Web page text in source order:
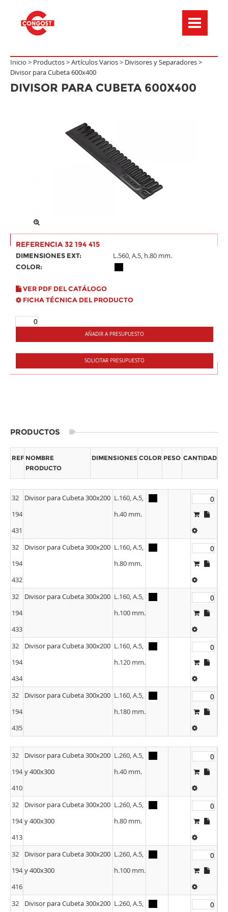
Inicio > Productos>Artículos Varios> Divisores y Separadores>
Divisor para Cubeta 600x400
DIVISOR PARA CUBETA 600X400
REFERENCIA 32 194 415
DIMENSIONES EXT: L.560, A.5, h.80 mm.
COLOR:
VER PDF DEL CATÁLOGO
FICHA TÉCNICA DEL PRODUCTO
AÑADIR A PRESUPUESTO
SOLICITAR PRESUPUESTO
PRODUCTOS
REF NOMBRE
PRODUCTO
DIMENSIONES COLOR PESO CANTIDAD
32
194
431
Divisor para Cubeta 300x200 L.160, A.5,
h.40 mm.
32
194
432
Divisor para Cubeta 300x200 L.160, A.5,
h.80 mm.
32
194
433
Divisor para Cubeta 300x200 L.160, A.5,
h.100 mm.
32
194
434
Divisor para Cubeta 300x200 L.160, A.5,
h.120 mm.
32
194
435
Divisor para Cubeta 300x200 L.160, A.5,
h.180 mm.
32
194
410
Divisor para Cubeta 300x200
y 400x300
L.260, A.5,
h.40 mm.
32
194
413
Divisor para Cubeta 300x200
y 400x300
L.260, A.5,
h.80 mm.
32
194
416
Divisor para Cubeta 300x200
y 400x300
L.260, A.5,
h.100 mm.
32 Divisor para Cubeta 300x200 L.260, A.5,